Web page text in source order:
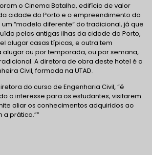
o Cinema Batalha, edifício de valor
cidade do Porto e o empreendimento do
“modelo diferente” do tradicional, já que
pelas antigas ilhas da cidade do Porto,
alugar casas típicas, e outra tem
ou por temporada, ou por semana,
A diretora de obra deste hotel é a
Civil, formada na UTAD.
do curso de Engenharia Civil, “é
o interesse para os estudantes, visitarem
aliar os conhecimentos adquiridos ao
prática.””